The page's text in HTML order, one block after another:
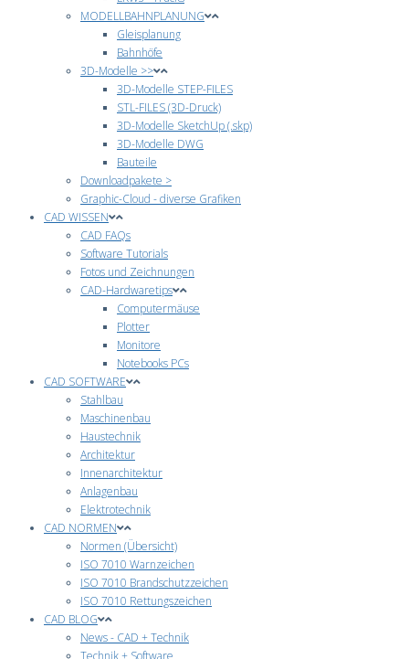
MODELLBAHNPLANUNG
Gleisplanung
Bahnhöfe
3D-Modelle >>
3D-Modelle STEP-FILES
STL-FILES (3D-Druck)
3D-Modelle SketchUp (.skp)
3D-Modelle DWG
Bauteile
Downloadpakete >
Graphic-Cloud - diverse Grafiken
CAD WISSEN
CAD FAQs
Software Tutorials
Fotos und Zeichnungen
CAD-Hardwaretips
Computermäuse
Plotter
Monitore
Notebooks PCs
CAD SOFTWARE
Stahlbau
Maschinenbau
Haustechnik
Architektur
Innenarchitektur
Anlagenbau
Elektrotechnik
CAD NORMEN
Normen (Übersicht)
ISO 7010 Warnzeichen
ISO 7010 Brandschutzzeichen
ISO 7010 Rettungszeichen
CAD BLOG
News - CAD + Technik